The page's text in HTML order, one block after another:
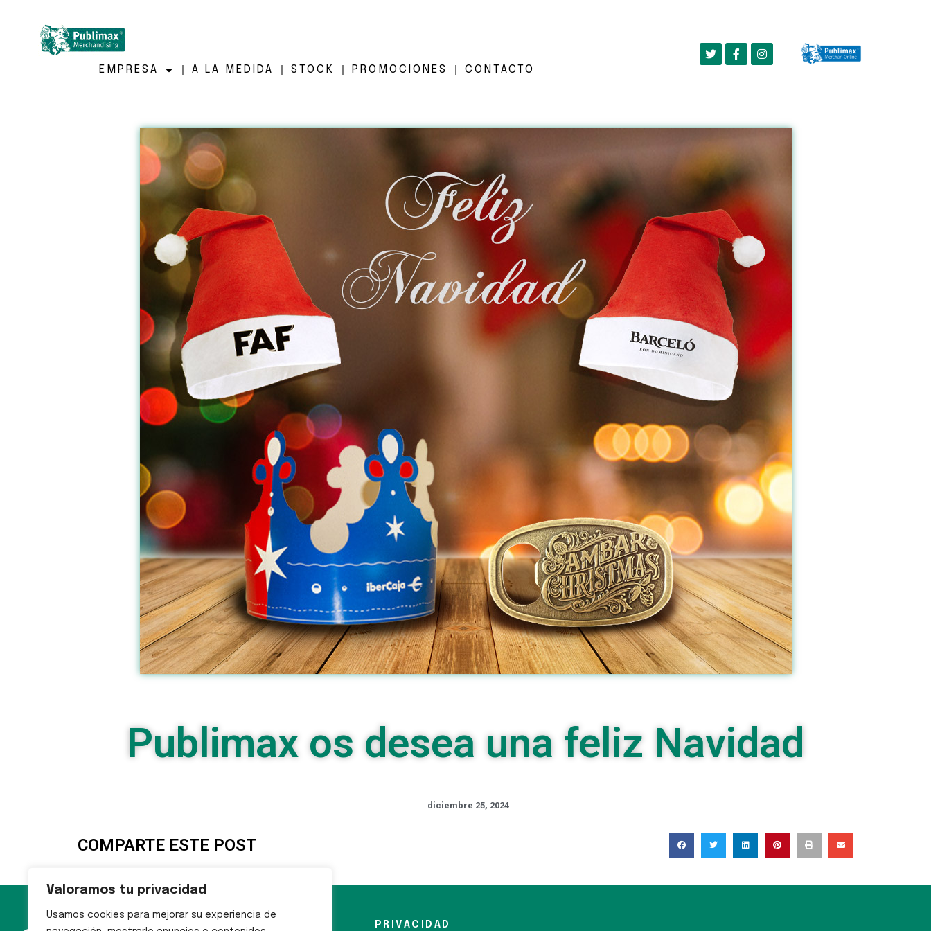
Valoramos tu privacidad
Usamos cookies para mejorar su experiencia de
EMPRESA A LA MEDIDA STOCK PROMOCIONES CONTACTO
Publimax os desea una feliz Navidad
diciembre 25, 2024
COMPARTE ESTE POST
976 73 65 37 PRIVACIDAD